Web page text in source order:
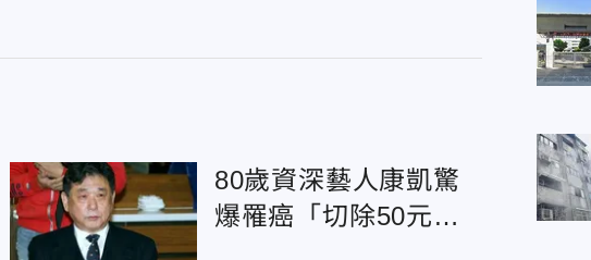
80歲資深藝人康凱驚
爆罹癌「切除50元大